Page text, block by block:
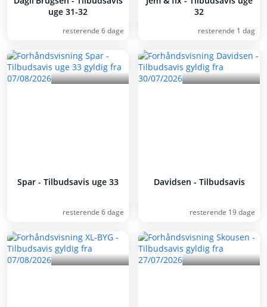
uge 31-32
resterende 6 dage
32
resterende 1 dag
Spar - Tilbudsavis uge 33
resterende 6 dage
Davidsen - Tilbudsavis
resterende 19 dage